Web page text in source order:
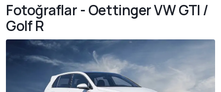
Fotoğraflar - Oettinger VW GTI /
Golf R